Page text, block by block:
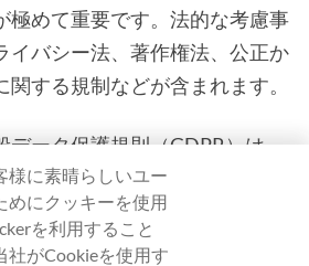
極めて重要です。法的な考慮事
イバシー法、著作権法、公正か
する規制などが含まれます。
データ保護規則（GDPR）は、
うに扱い、処理すべきかにつ
しており、これらの規則はデー
ムにも適用される。
様に素晴らしいユー
めにクッキーを使用
を利用すること
社がCookieを使用す